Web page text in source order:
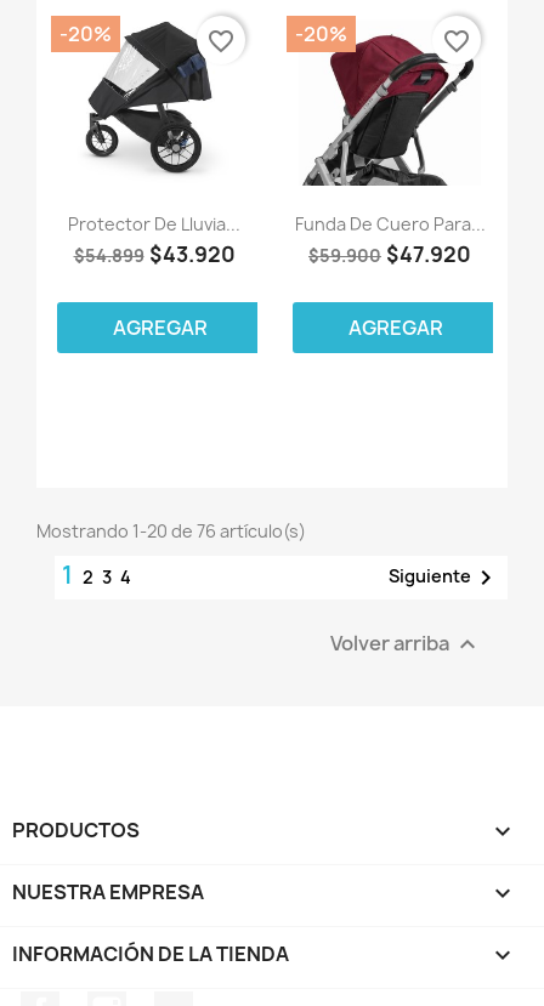
Protector De Lluvia...
$54.899 $43.920
-20%
AGREGAR
favorite_border
Funda De Cuero Para...
$59.900 $47.920
-20%
AGREGAR
favorite_border
Mostrando 1-20 de 76 artículo(s)
1 2 3 4 Siguiente 
Volver arriba 
PRODUCTOS 
NUESTRA EMPRESA 
INFORMACIÓN DE LA TIENDA keyboard_arrow_down